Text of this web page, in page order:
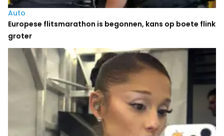
Auto
Europese flitsmarathon is begonnen, kans op boete flink
groter